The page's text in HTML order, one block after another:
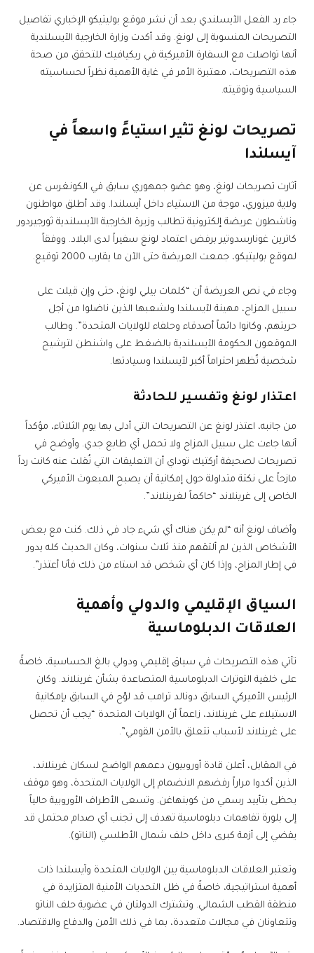
جاء رد الفعل الآيسلندي بعد أن نشر موقع بوليتيكو الإخباري تفاصيل
التصريحات المنسوبة إلى لونغ. وقد أكدت وزارة الخارجية الآيسلندية
أنها تواصلت مع السفارة الأميركية في ريكيافيك للتحقق من صحة
هذه التصريحات، معتبرة الأمر في غاية الأهمية نظراً لحساسيته
السياسية وتوقيته.
تصريحات لونغ تثير استياءً واسعاً في
آيسلندا
أثارت تصريحات لونغ، وهو عضو جمهوري سابق في الكونغرس عن
ولاية ميزوري، موجة من الاستياء داخل آيسلندا. وقد أطلق مواطنون
وناشطون عريضة إلكترونية تطالب وزيرة الخارجية الآيسلندية ثورجيردور
كاترين غونارسدوتير برفض اعتماد لونغ سفيراً لدى البلاد. ووفقاً
لموقع بوليتيكو، جمعت العريضة حتى الآن ما يقارب 2000 توقيع.
وجاء في نص العريضة أن “كلمات بيلي لونغ، حتى وإن قيلت على
سبيل المزاح، مهينة لآيسلندا ولشعبها الذين ناضلوا من أجل
حريتهم، وكانوا دائماً أصدقاء وحلفاء للولايات المتحدة”. وطالب
الموقعون الحكومة الآيسلندية بالضغط على واشنطن لترشيح
شخصية تُظهر احتراماً أكبر لآيسلندا وسيادتها.
اعتذار لونغ وتفسير للحادثة
من جانبه، اعتذر لونغ عن التصريحات التي أدلى بها يوم الثلاثاء، مؤكداً
أنها جاءت على سبيل المزاح ولا تحمل أي طابع جدي. وأوضح في
تصريحات لصحيفة أركتيك توداي أن التعليقات التي نُقلت عنه كانت رداً
مازحاً على نكتة متداولة حول إمكانية أن يصبح المبعوث الأميركي
الخاص إلى غرينلاند “حاكماً لغرينلاند”.
وأضاف لونغ أنه “لم يكن هناك أي شيء جاد في ذلك. كنت مع بعض
الأشخاص الذين لم ألتقهم منذ ثلاث سنوات، وكان الحديث كله يدور
في إطار المزاح، وإذا كان أي شخص قد استاء من ذلك فأنا أعتذر”.
السياق الإقليمي والدولي وأهمية
العلاقات الدبلوماسية
تأتي هذه التصريحات في سياق إقليمي ودولي بالغ الحساسية، خاصةً
على خلفية التوترات الدبلوماسية المتصاعدة بشأن غرينلاند. وكان
الرئيس الأميركي السابق دونالد ترامب قد لوّح في السابق بإمكانية
الاستيلاء على غرينلاند، زاعماً أن الولايات المتحدة “يجب أن تحصل
على غرينلاند لأسباب تتعلق بالأمن القومي”.
في المقابل، أعلن قادة أوروبيون دعمهم الواضح لسكان غرينلاند،
الذين أكدوا مراراً رفضهم الانضمام إلى الولايات المتحدة، وهو موقف
يحظى بتأييد رسمي من كوبنهاغن. وتسعى الأطراف الأوروبية حالياً
إلى بلورة تفاهمات دبلوماسية تهدف إلى تجنب أي صدام محتمل قد
يفضي إلى أزمة كبرى داخل حلف شمال الأطلسي (الناتو).
وتعتبر العلاقات الدبلوماسية بين الولايات المتحدة وآيسلندا ذات
أهمية استراتيجية، خاصةً في ظل التحديات الأمنية المتزايدة في
منطقة القطب الشمالي. وتشترك الدولتان في عضوية حلف الناتو
وتتعاونان في مجالات متعددة، بما في ذلك الأمن والدفاع والاقتصاد.